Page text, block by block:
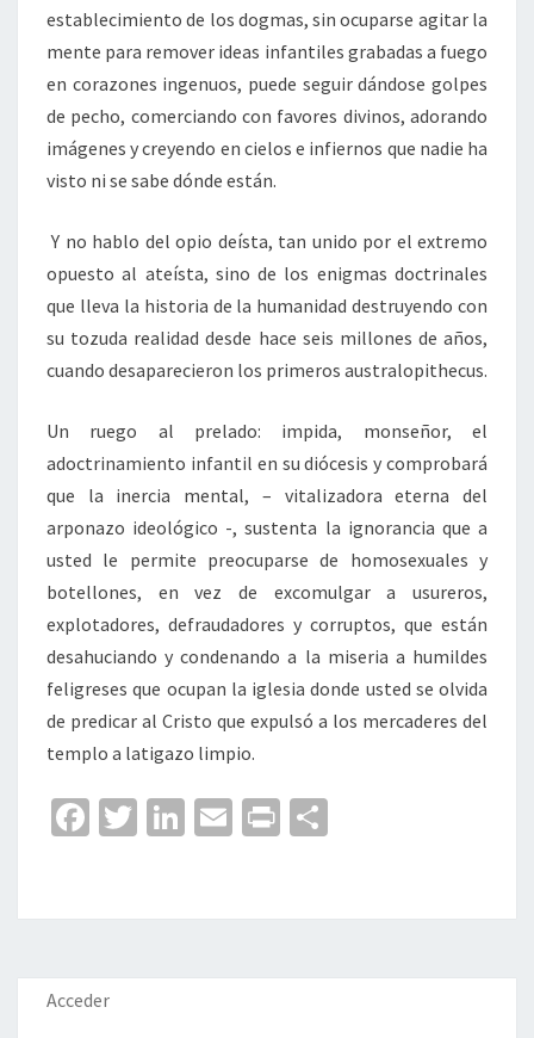
establecimiento de los dogmas, sin ocuparse agitar la
mente para remover ideas infantiles grabadas a fuego
en corazones ingenuos, puede seguir dándose golpes
de pecho, comerciando con favores divinos, adorando
imágenes y creyendo en cielos e infiernos que nadie ha
visto ni se sabe dónde están.
Y no hablo del opio deísta, tan unido por el extremo
opuesto al ateísta, sino de los enigmas doctrinales
que lleva la historia de la humanidad destruyendo con
su tozuda realidad desde hace seis millones de años,
cuando desaparecieron los primeros australopithecus.
Un ruego al prelado: impida, monseñor, el
adoctrinamiento infantil en su diócesis y comprobará
que la inercia mental, – vitalizadora eterna del
arponazo ideológico -, sustenta la ignorancia que a
usted le permite preocuparse de homosexuales y
botellones, en vez de excomulgar a usureros,
explotadores, defraudadores y corruptos, que están
desahuciando y condenando a la miseria a humildes
feligreses que ocupan la iglesia donde usted se olvida
de predicar al Cristo que expulsó a los mercaderes del
templo a latigazo limpio.
Fa
o
o
k
T
er
Li
dI
n
E
l
Pr
p
ar
Acceder